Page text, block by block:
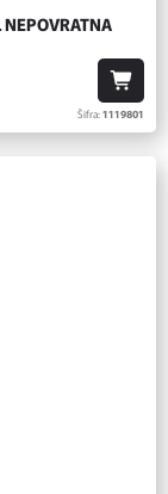
Šifra:1119801